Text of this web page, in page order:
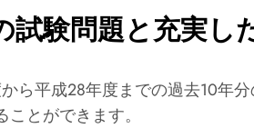
試験問題と充実し
ら平成28年度までの過去10年
とができます。